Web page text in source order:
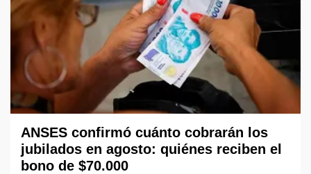
ANSES confirmó cuánto cobrarán los
jubilados en agosto: quiénes reciben el
bono de $70.000